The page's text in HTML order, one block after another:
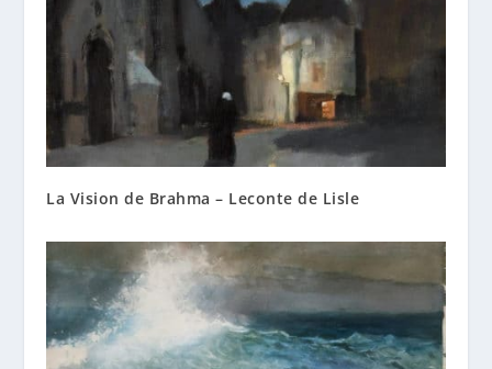
La Vision de Brahma – Leconte de Lisle